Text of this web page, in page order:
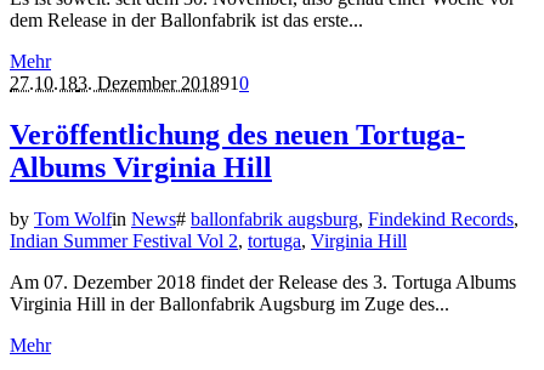
dem Release in der Ballonfabrik ist das erste...
Mehr
27.10.183. Dezember 2018910
Veröffentlichung des neuen Tortuga-
Albums Virginia Hill
by Tom Wolfin News# ballonfabrik augsburg, Findekind Records,
Indian Summer Festival Vol 2, tortuga, Virginia Hill
Am 07. Dezember 2018 findet der Release des 3. Tortuga Albums
Virginia Hill in der Ballonfabrik Augsburg im Zuge des...
Mehr